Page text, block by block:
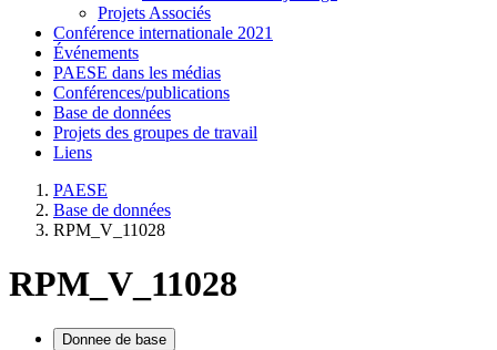
Projets Associés
Conférence internationale 2021
Événements
PAESE dans les médias
Conférences/publications
Base de données
Projets des groupes de travail
Liens
PAESE
Base de données
RPM_V_11028
RPM_V_11028
Donnee de base